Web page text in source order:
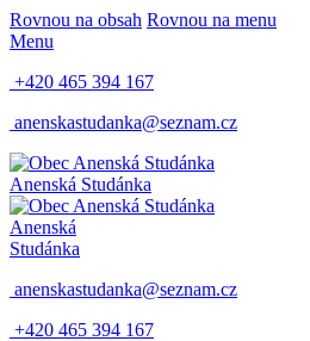
Rovnou na obsah Rovnou na menu
Menu
+420 465 394 167
anenskastudanka@seznam.cz
Anenská Studánka
Anenská
Studánka
anenskastudanka@seznam.cz
+420 465 394 167